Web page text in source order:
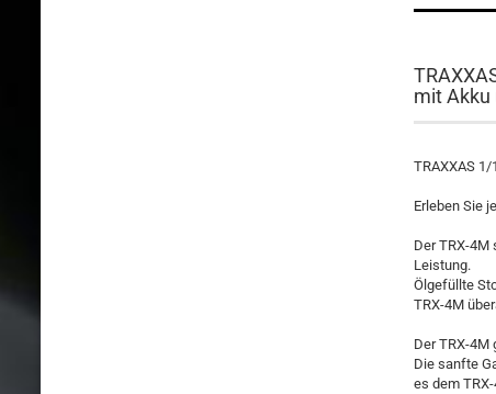
mit Akku
TRAXXAS 1/
Erleben Sie
Der TRX-
Leistung.
Ölgefüllte
TRX-4M
Der TRX-
Die sanfte
es dem